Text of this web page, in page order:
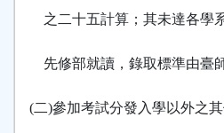
之二十五計算；其未達各學
先修部就讀，錄取標準由臺師
(二)參加考試分發入學以外之